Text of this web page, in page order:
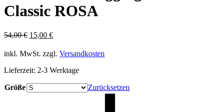
Classic ROSA
54,00€ Ursprünglicher
war:
15,00 €Aktueller
ist:
inkl. MwSt. zzgl. Versandkosten
Lieferzeit: 2-3 Werktage
Größe Zurücksetzen